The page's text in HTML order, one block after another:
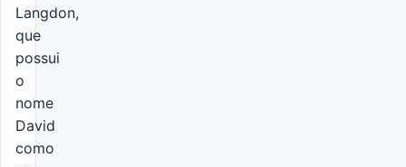
Langdon,
que
possui
o
nome
David
como